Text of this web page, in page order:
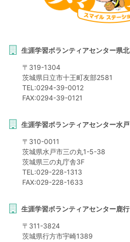
生涯学習ボランティアセンター県北
〒 319-1304
茨城県日立市十王町友部2581
TEL:0294-39-0012
FAX:0294-39-0121
生涯学習ボランティアセンター水戸
〒 310-0011
茨城県水戸市三の丸1-5-38
茨城県三の丸庁舎3F
TEL:029-228-1313
FAX:029-228-1633
生涯学習ボランティアセンター鹿行
〒 311-3824
茨城県行方市宇崎1389